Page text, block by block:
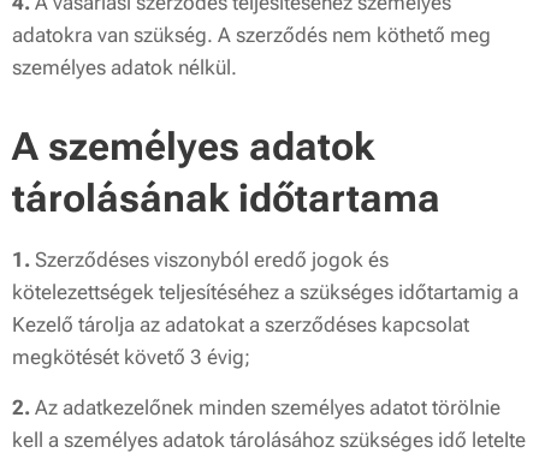
adatokra van szükség. A szerződés nem köthető meg
személyes adatok nélkül.
A személyes adatok
tárolásának időtartama
1. Szerződéses viszonyból eredő jogok és
kötelezettségek teljesítéséhez a szükséges időtartamig a
Kezelő tárolja az adatokat a szerződéses kapcsolat
megkötését követő 3 évig;
2. Az adatkezelőnek minden személyes adatot törölnie
kell a személyes adatok tárolásához szükséges idő letelte